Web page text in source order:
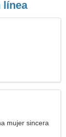
línea
mujer sincera